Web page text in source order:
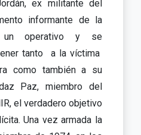
ex militante del
informante de la
un operativo y se
tanto a la víctima
como también a su
Paz, miembro del
el verdadero objetivo
Una vez armada la